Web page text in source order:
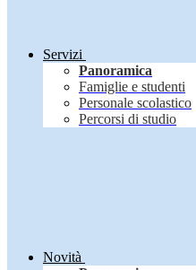
Servizi
Panoramica
Famiglie e studenti
Personale scolastico
Percorsi di studio
Novità